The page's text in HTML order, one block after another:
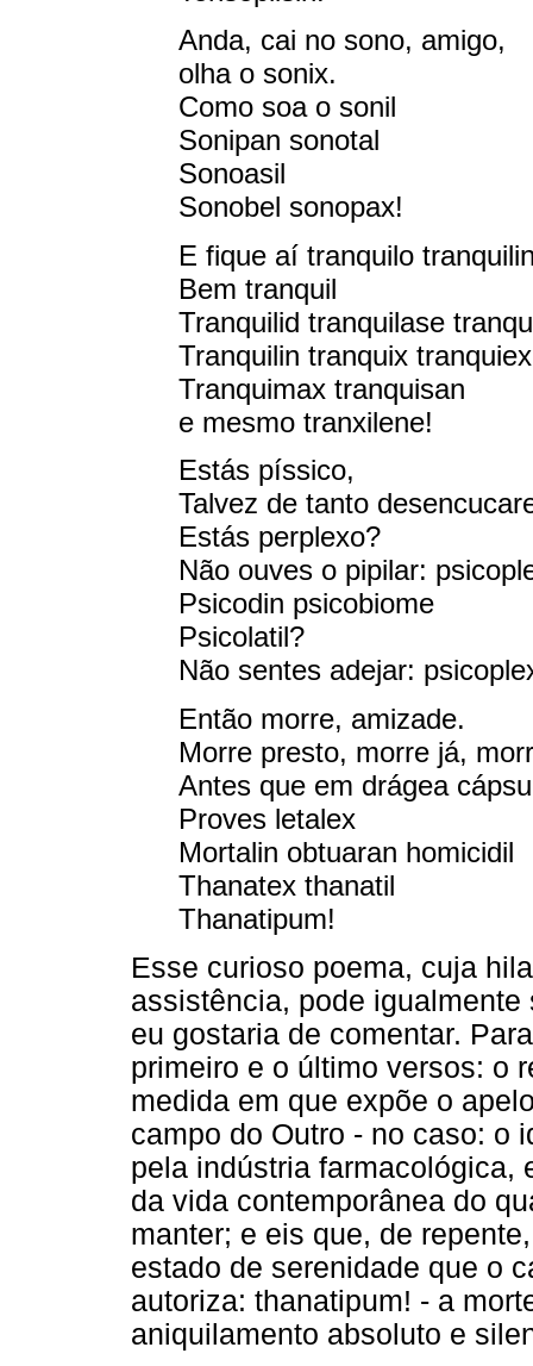
Anda, cai no sono, amigo,
olha o sonix.
Como soa o sonil
Sonipan sonotal
Sonoasil
Sonobel sonopax!
E fique aí tranquilo
Bem tranquil
Tranquilid tranquilase
Tranquilin tranquix tranquiex
Tranquimax tranquisan
e mesmo tranxilene!
Estás píssico,
Talvez de tanto
Estás perplexo?
Não ouves o pipilar:
Psicodin psicobiome
Psicolatil?
Não sentes adejar:
Então morre, amizade.
Morre presto, morre já,
Antes que em drágea
Proves letalex
Mortalin obtuaran homicidil
Thanatex thanatil
Thanatipum!
Esse curioso poema, cuja
assistência, pode
eu gostaria de comentar.
primeiro e o último versos: o
medida em que expõe o
campo do Outro - no caso: o
pela indústria farmacológica,
da vida contemporânea do
manter; e eis que, de
estado de serenidade que o
autoriza: thanatipum! - a
aniquilamento absoluto e